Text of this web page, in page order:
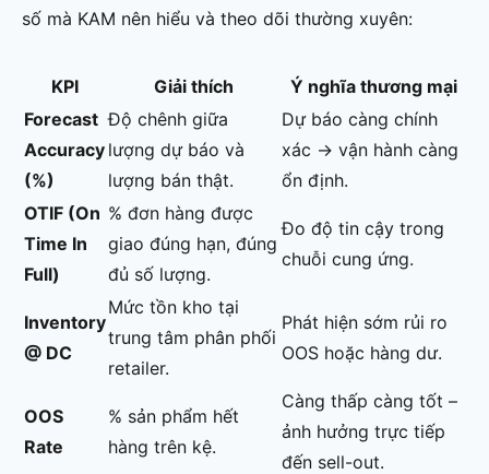
số mà KAM nên hiểu và theo dõi thường xuyên:
KPI Giải thích
Ý nghĩa thương mại
Forecast
Accuracy
(%)
Độ chênh giữa
lượng dự báo và
lượng bán thật.
Dự báo càng chính
xác → vận hành càng
ổn định.
OTIF (On
Time In
Full)
% đơn hàng được
giao đúng hạn, đúng
đủ số lượng.
Đo độ tin cậy trong
chuỗi cung ứng.
Inventory
@ DC
Mức tồn kho tại
trung tâm phân phối
retailer.
Phát hiện sớm rủi ro
OOS hoặc hàng dư.
OOS
Rate
% sản phẩm hết
hàng trên kệ.
Càng thấp càng tốt –
ảnh hưởng trực tiếp
đến sell-out.